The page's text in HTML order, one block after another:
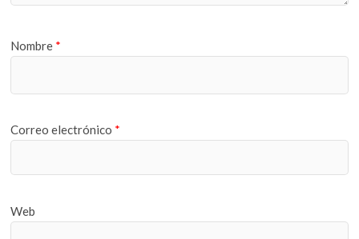
Nombre *
Correo electrónico *
Web